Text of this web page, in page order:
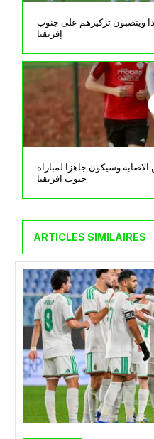
وينصبون تركيزهم على جنوب
إفريقيا
من الاصابة وسيكون جاهزا لمباراة
جنوب افريقيا
ARTICLES SIMILAIRES